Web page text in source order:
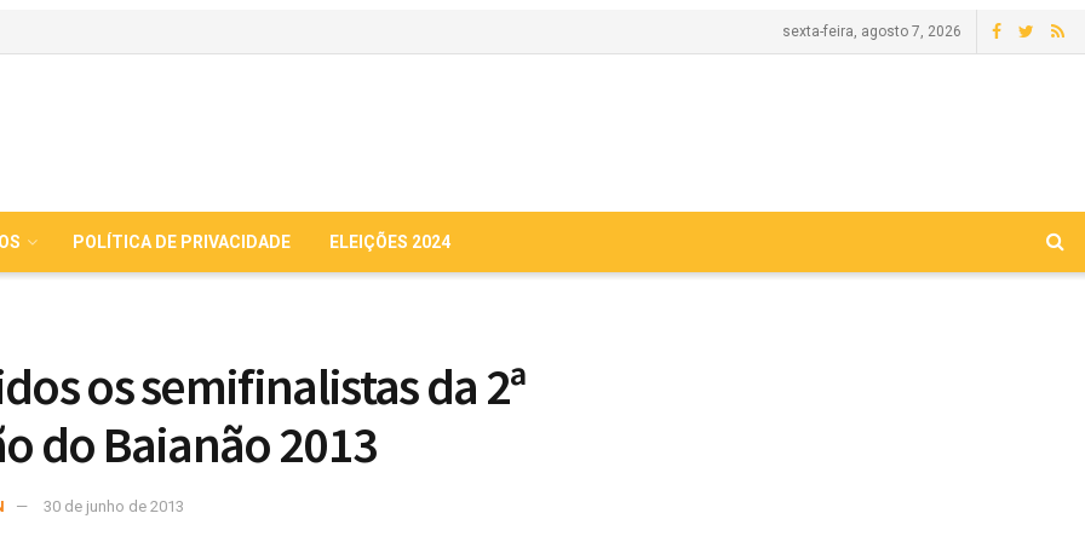
sexta-feira, agosto 7, 2026
POLÍTICA DE PRIVACIDADE ELEIÇÕES 2024
os semifinalistas da 2ª
do Baianão 2013
30 de junho de 2013